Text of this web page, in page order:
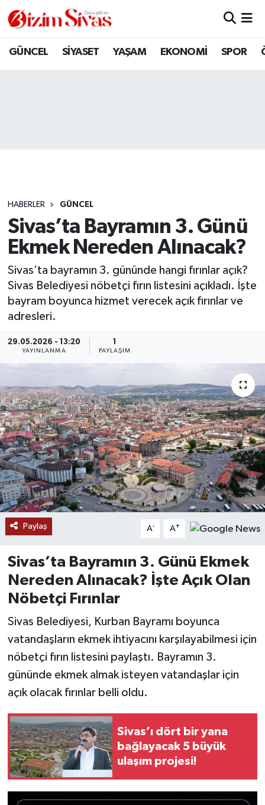
GÜNCEL SİYASET YAŞAM EKONOMİ SPOR
HABERLER GÜNCEL
Sivas’ta Bayramın 3. Günü
Ekmek Nereden Alınacak?
Sivas’ta bayramın 3. gününde hangi fırınlar açık?
Sivas Belediyesi nöbetçi fırın listesini açıkladı. İşte
bayram boyunca hizmet verecek açık fırınlar ve
adresleri.
29.05.2026 - 13:20
YAYINLANMA
1
PAYLAŞIM
Paylaş A- A+
Sivas’ta Bayramın 3. Günü Ekmek
Nereden Alınacak? İşte Açık Olan
Nöbetçi Fırınlar
Sivas Belediyesi, Kurban Bayramı boyunca
vatandaşların ekmek ihtiyacını karşılayabilmesi için
nöbetçi fırın listesini paylaştı. Bayramın 3.
gününde ekmek almak isteyen vatandaşlar için
açık olacak fırınlar belli oldu.
Sivas’ı dört bir yana
bağlayacak 5 büyük
ulaşım projesi!
ARAMIZDAN AYRILANLAR
GÜNCEL
KÜLTÜR
MAGAZİN
ÖZEL HABER
RESMİ İLANLAR
SİYASET
SOSYAL YARDIMLAR
SPONSORLU YAZI
SPOR
TEKNOLOJİ
YAŞAM
Sivas Nöbetçi Eczaneler
Son Dakika Haberleri
Haber Arşivi